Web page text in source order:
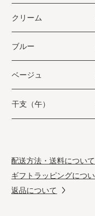
クリーム
ブルー
ベージュ
干支（午）
配送方法・送料について
ギフトラッピングにつ
返品について